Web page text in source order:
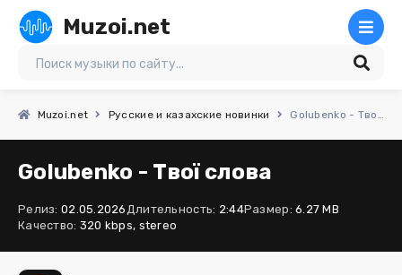
Muzoi.net
Muzoi.net Русские и казахские новинки Golubenko - Твої слова
Golubenko - Твої слова
Релиз: 02.05.2026Длительность: 2:44Размер: 6.27 MB
Качество: 320 kbps, stereo